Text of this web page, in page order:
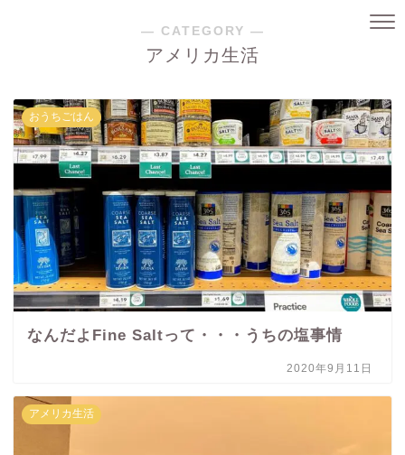
― CATEGORY ―
アメリカ生活
おうちごはん
なんだよFine Saltって・・・うちの塩事情
2020年9月11日
アメリカ生活